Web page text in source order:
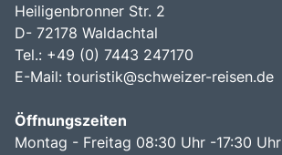
Heiligenbronner Str. 2
D- 72178 Waldachtal
Tel.: +49 (0) 7443 247170
E-Mail: touristik@schweizer-reisen.de
Öffnungszeiten
Montag - Freitag 08:30 Uhr -17:30 Uhr